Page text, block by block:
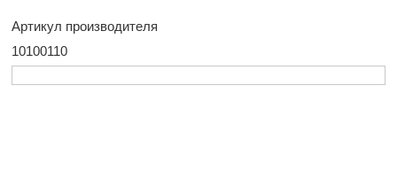
Артикул производителя
10100110